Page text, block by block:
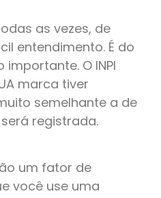
as vezes, de
entendimento. É do
O INPI
marca tiver
semelhante a de
registrada.
um fator de
você use uma